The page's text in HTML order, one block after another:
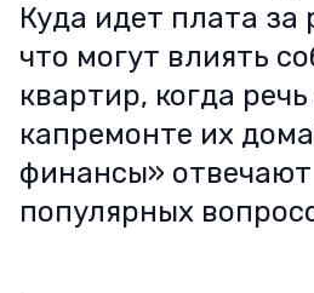
Куда идет плата за
что могут влиять
квартир, когда
капремонте их
финансы»
популярных